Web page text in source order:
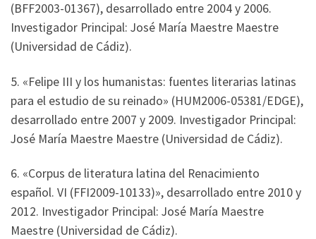
(BFF2003-01367), desarrollado entre 2004 y 2006.
Investigador Principal: José María Maestre Maestre
(Universidad de Cádiz).
5. «Felipe III y los humanistas: fuentes literarias latinas
para el estudio de su reinado» (HUM2006-05381/EDGE),
desarrollado entre 2007 y 2009. Investigador Principal:
José María Maestre Maestre (Universidad de Cádiz).
6. «Corpus de literatura latina del Renacimiento
español. VI (FFI2009-10133)», desarrollado entre 2010 y
2012. Investigador Principal: José María Maestre
Maestre (Universidad de Cádiz).